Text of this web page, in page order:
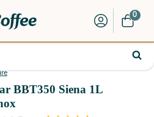
0
BBT350 Siena 1L